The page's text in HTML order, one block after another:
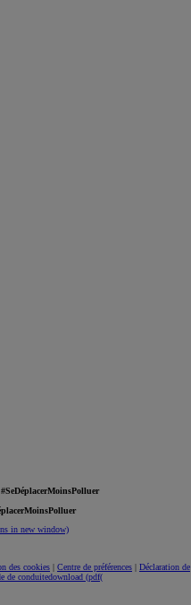
in new window)
des cookies | Centre de préférences | Déclaration de
de conduitedownload (pdf(